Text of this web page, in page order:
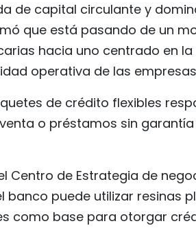
de capital circulante y
que está pasando de un
hacia uno centrado en
operativa de las
de crédito flexibles
o préstamos sin
Centro de Estrategia de
banco puede utilizar resinas
como base para otorgar